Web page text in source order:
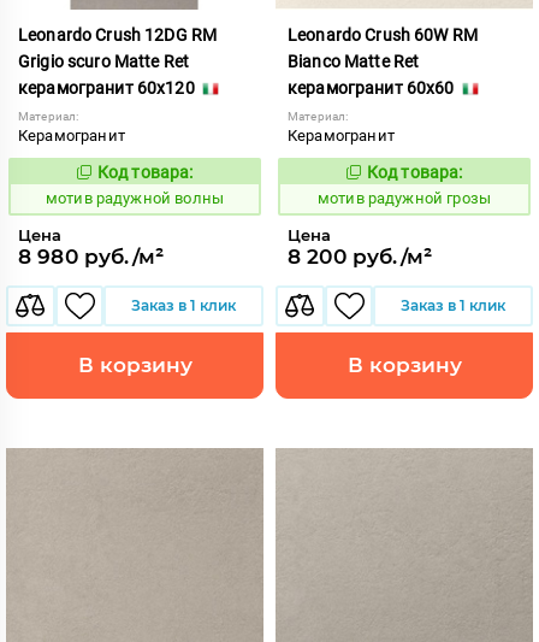
Leonardo Crush 12DG RM
Grigio scuro Matte Ret
керамогранит 60x120
Материал:
Керамогранит
1040762
Код товара:
мотив радужной волны
Цена
8 980 руб./м²
Заказ в 1 клик
В корзину
Leonardo Crush 60W RM
Bianco Matte Ret
керамогранит 60x60
Материал:
Керамогранит
1040769
Код товара:
мотив радужной грозы
Цена
8 200 руб./м²
Заказ в 1 клик
В корзину